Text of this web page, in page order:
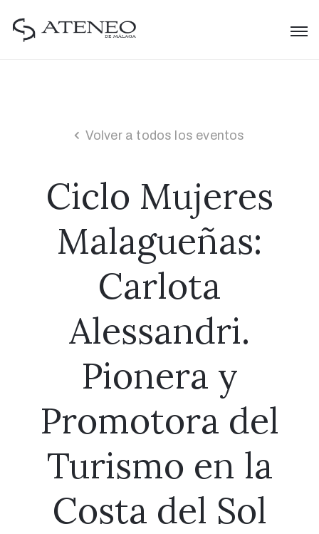
Volver a todos los eventos
Ciclo Mujeres
Malagueñas:
Carlota
Alessandri.
Pionera y
Promotora del
Turismo en la
Costa del Sol